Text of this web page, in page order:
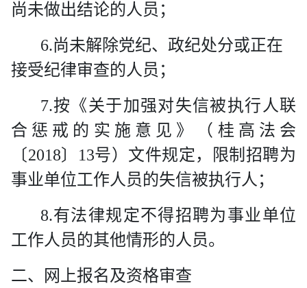
尚未做出结论的人员；
6.尚未解除党纪、政纪处分或正在
接受纪律审查的人员；
7.按《关于加强对失信被执行人联
合惩戒的实施意见》（桂高法会
〔2018〕 13号）文件规定，限制招聘为
事业单位工作人员的失信被执行人；
8.有法律规定不得招聘为事业单位
工作人员的其他情形的人员。
二、网上报名及资格审查